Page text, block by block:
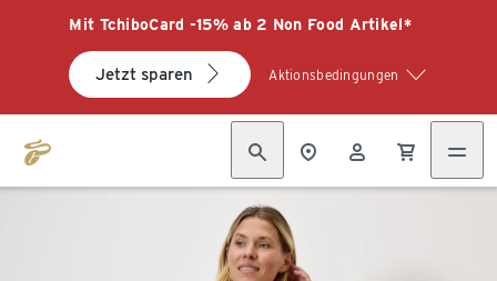
Mit TchiboCard -15% ab 2 Non Food Artikel*
Jetzt sparen Aktionsbedingungen